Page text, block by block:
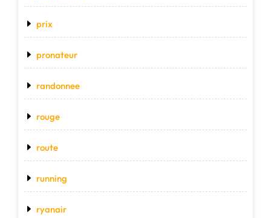
prix
pronateur
randonnee
rouge
route
running
ryanair